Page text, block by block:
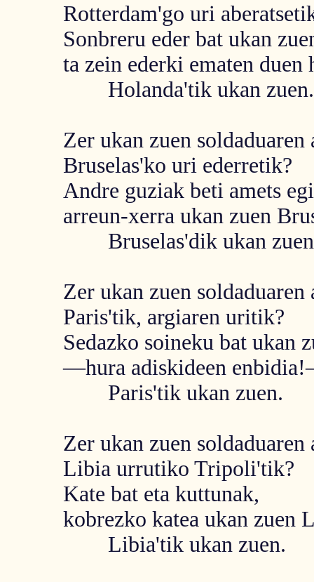
Rotterdam'go uri
Sonbreru eder bat ukan
ta zein ederki ematen duen
Holanda'tik ukan zuen.
Zer ukan zuen soldaduaren
Bruselas'ko uri ederretik?
Andre guziak beti amets
arreun-xerra ukan zuen
Bruselas'dik ukan
Zer ukan zuen soldaduaren
Paris'tik, argiaren uritik?
Sedazko soineku bat ukan
—hura adiskideen
Paris'tik ukan zuen.
Zer ukan zuen soldaduaren
Libia urrutiko Tripoli'tik?
Kate bat eta kuttunak,
kobrezko katea ukan zuen
Libia'tik ukan zuen.